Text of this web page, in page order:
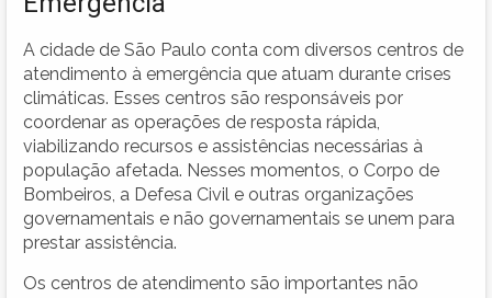
A cidade de São Paulo conta com diversos centros de
atendimento à emergência que atuam durante crises
climáticas. Esses centros são responsáveis por
coordenar as operações de resposta rápida,
viabilizando recursos e assistências necessárias à
população afetada. Nesses momentos, o Corpo de
Bombeiros, a Defesa Civil e outras organizações
governamentais e não governamentais se unem para
prestar assistência.
Os centros de atendimento são importantes não